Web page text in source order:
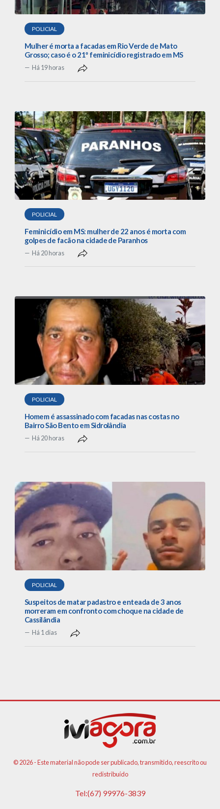
POLICIAL
Mulher é morta a facadas em Rio Verde de Mato
Grosso; caso é o 21º feminicídio registrado em MS
Há 19 horas
POLICIAL
Feminicídio em MS: mulher de 22 anos é morta com
golpes de facão na cidade de Paranhos
Há 20 horas
POLICIAL
Homem é assassinado com facadas nas costas no
Bairro São Bento em Sidrolândia
Há 20 horas
POLICIAL
Suspeitos de matar padastro e enteada de 3 anos
morreram em confronto com choque na cidade de
Cassilândia
Há 1 dias
© 2026 - Este material não pode ser publicado, transmitido, reescrito ou
redistribuído
Tel:(67) 99976-3839